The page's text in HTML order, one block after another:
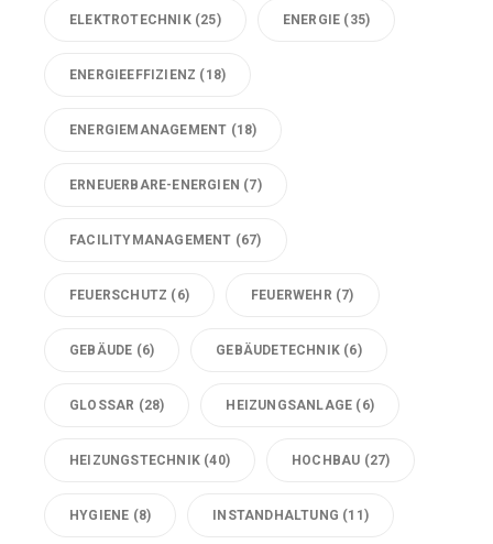
ELEKTROTECHNIK(25) ENERGIE (35)
ENERGIEEFFIZIENZ (18)
ENERGIEMANAGEMENT (18)
ERNEUERBARE-ENERGIEN (7)
FACILITYMANAGEMENT (67)
FEUERSCHUTZ (6) FEUERWEHR (7)
GEBÄUDE (6) GEBÄUDETECHNIK (6)
GLOSSAR (28) HEIZUNGSANLAGE (6)
HEIZUNGSTECHNIK (40) HOCHBAU (27)
HYGIENE (8) INSTANDHALTUNG (11)